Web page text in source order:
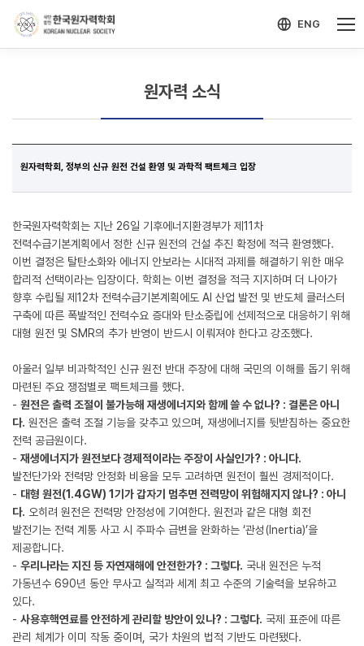
ENG
원자력 소식
원자력학회, 정부의 신규 원전 건설 환영 및 과학적 팩트체크 입장
한국원자력학회는 지난 26일 기후에너지환경부가 제11차
전력수급기본계획에서 정한 신규 원전의 건설 추진 확정에 적극 환영했다.
이번 결정은 탈탄소화와 에너지 안보라는 시대적 과제를 해결하기 위한 매우
합리적 선택이라는 입장이다. 학회는 이번 결정을 적극 지지하며 더 나아가
향후 수립될 제12차 전력수급기본계획에도 AI 산업 발전 및 반도체 클러스터
구축에 따른 폭발적인 전력수요 증대와 탄소중립에 선제적으로 대응하기 위해
대형 원전 및 SMR의 추가 반영이 반드시 이뤄져야 한다고 강조했다.
아울러 일부 비과학적인 신규 원전 반대 주장에 대해 국민의 이해를 돕기 위해
마련된 주요 쟁점별로 팩트체크를 했다.
- 원전은 출력 조절이 불가능해 재생에너지와 함께 쓸 수 없나? : 결론은 아니
다. 원전은 출력 조절 기능을 갖추고 있으며, 재생에너지를 뒷받침하는 중요한
전력 공급원이다.
- 재생에너지가 원전보다 경제적이라는 주장이 사실인가? : 아니다.
발전단가와 전력망 안정화 비용을 모두 고려하면 원전이 훨씬 경제적이다.
- 대형 원전(1.4GW) 1기가 갑자기 멈추면 전력망이 위험해지지 않나? : 아니
다. 오히려 원전은 전력망 안정성에 기여한다. 원전과 같은 대형 회전
발전기는 전력 계통 사고 시 주파수 급변을 완화하는 ‘관성(Inertia)’을
제공합니다.
- 우리나라는 지진 등 자연재해에 안전한가? : 그렇다. 국내 원전은 누적
가동년수 690년 동안 무사고 실적과 세계 최고 수준의 기술력을 보유하고
있다.
- 사용후핵연료를 안전하게 관리할 방안이 있나? : 그렇다. 국제 표준에 따른
관리 체계가 이미 작동 중이며, 국가 차원의 법적 기반도 마련됐다.